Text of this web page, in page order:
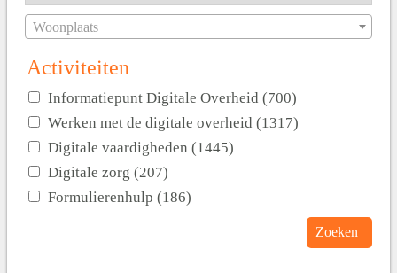
Woonplaats
Activiteiten
Informatiepunt Digitale Overheid (700)
Werken met de digitale overheid (1317)
Digitale vaardigheden (1445)
Digitale zorg (207)
Formulierenhulp (186)
Zoeken